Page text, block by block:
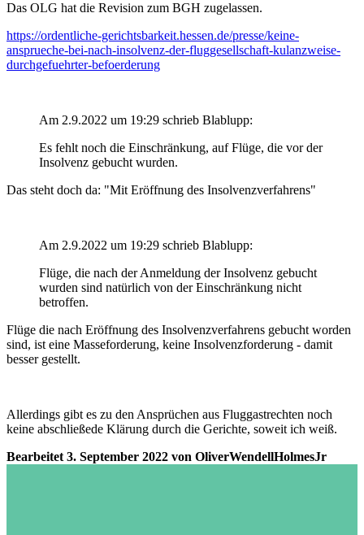
Das OLG hat die Revision zum BGH zugelassen.
https://ordentliche-gerichtsbarkeit.hessen.de/presse/keine-
ansprueche-bei-nach-insolvenz-der-fluggesellschaft-kulanzweise-
durchgefuehrter-befoerderung
Am 2.9.2022 um 19:29 schrieb Blablupp:
Es fehlt noch die Einschränkung, auf Flüge, die vor der
Insolvenz gebucht wurden.
Das steht doch da: "Mit Eröffnung des Insolvenzverfahrens"
Am 2.9.2022 um 19:29 schrieb Blablupp:
Flüge, die nach der Anmeldung der Insolvenz gebucht
wurden sind natürlich von der Einschränkung nicht
betroffen.
Flüge die nach Eröffnung des Insolvenzverfahrens gebucht worden
sind, ist eine Masseforderung, keine Insolvenzforderung - damit
besser gestellt.
Allerdings gibt es zu den Ansprüchen aus Fluggastrechten noch
keine abschließede Klärung durch die Gerichte, soweit ich weiß.
Bearbeitet 3. September 2022 von OliverWendellHolmesJr